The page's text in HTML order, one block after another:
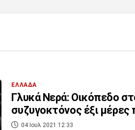
ΕΛΛΑΔΑ
Γλυκά Νερά: Οικόπεδο
συζυγοκτόνος έξι μέρες
04 Ιουλ 2021 12:33